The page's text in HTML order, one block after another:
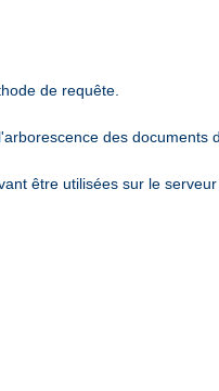
de requête.
des documents
être utilisées sur le serveur